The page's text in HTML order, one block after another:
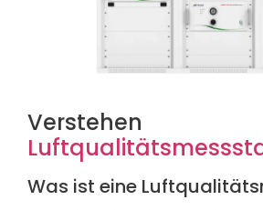
Verstehen
Was ist eine